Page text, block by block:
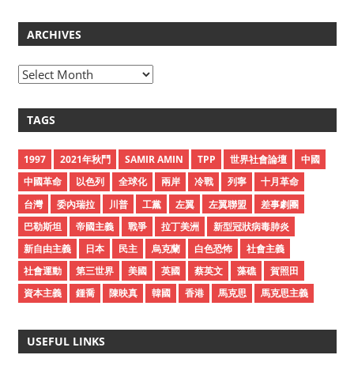
ARCHIVES
A
h
v
e
s
TAGS
1997 2021年秋鬥 SAMIR AMIN TPP 世界社會論壇
中國
中國革命
以色列 全球化 兩岸 冷戰 列寧
十月革命
台灣
委內瑞拉 川普 工黨 左翼 左翼聯盟
差事劇團
巴勒斯坦
帝國主義 戰爭 拉丁美洲
新型冠狀病毒肺炎
新自由主義
日本 民主 烏克蘭 白色恐怖
社會主義
社會運動
第三世界 美國 英國 蔡英文 藻礁
賀照田
資本主義
鍾喬 陳映真 韓國 香港 馬克思 馬克思主義
USEFUL LINKS